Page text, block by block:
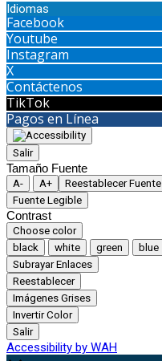
Idiomas
Facebook
Youtube
Instagram
X
Contáctenos
TikTok
Pagos en Línea
Salir
Tamaño Fuente
A- A+
Reestablecer Fuente
Fuente Legible
Contrast
Choose color
black
white green blue
Subrayar Enlaces
Reestablecer
Imágenes Grises
Invertir Color
Salir
Accessibility by WAH